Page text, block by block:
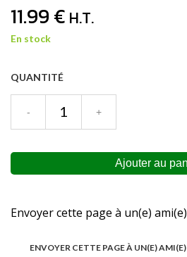
11.99€ H.T.
En stock
QUANTITÉ
Envoyer cette page à un(e) ami(e)
ENVOYER CETTE PAGE À UN(E) AMI(E)